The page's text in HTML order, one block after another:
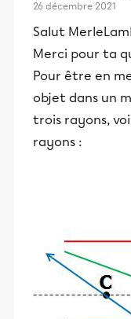
26 décembre 2021
Salut
Merci pour ta
Pour être en
objet dans un
trois rayons,
rayons :